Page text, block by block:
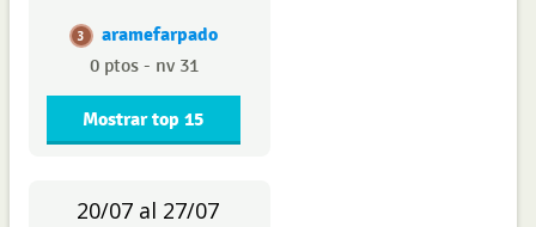
3 aramefarpado
0 ptos - nv 31
Mostrar top 15
20/07 al 27/07